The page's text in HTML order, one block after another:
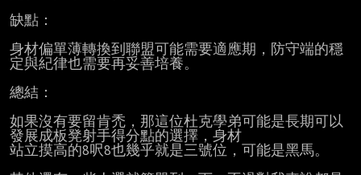
缺點：
身材偏單薄轉換到聯盟可能需要適應期，防守端的穩
定與紀律也需要再妥善培養。
總結：
如果沒有要留肯禿，那這位杜克學弟可能是長期可以
發展成板凳射手得分點的選擇，身材
站立摸高的8呎8也幾乎就是三號位，可能是黑馬。